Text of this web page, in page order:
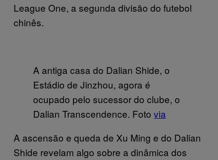
League One, a segunda divisão do futebol
chinês.
A antiga casa do Dalian Shide, o
Estádio de Jinzhou, agora é
ocupado pelo sucessor do clube, o
Dalian Transcendence. Foto via
A ascensão e queda de Xu Ming e do Dalian
Shide revelam algo sobre a dinâmica dos